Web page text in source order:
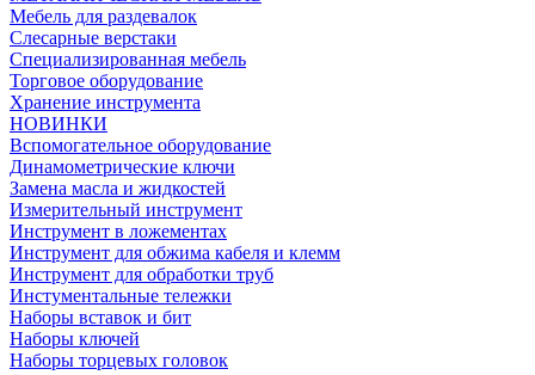
Мебель для раздевалок
Слесарные верстаки
Специализированная мебель
Торговое оборудование
Хранение инструмента
НОВИНКИ
Вспомогательное оборудование
Динамометрические ключи
Замена масла и жидкостей
Измерительный инструмент
Инструмент в ложементах
Инструмент для обжима кабеля и клемм
Инструмент для обработки труб
Инстументальные тележки
Наборы вставок и бит
Наборы ключей
Наборы торцевых головок